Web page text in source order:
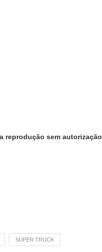
reprodução sem autorização
SUPER TRUCK